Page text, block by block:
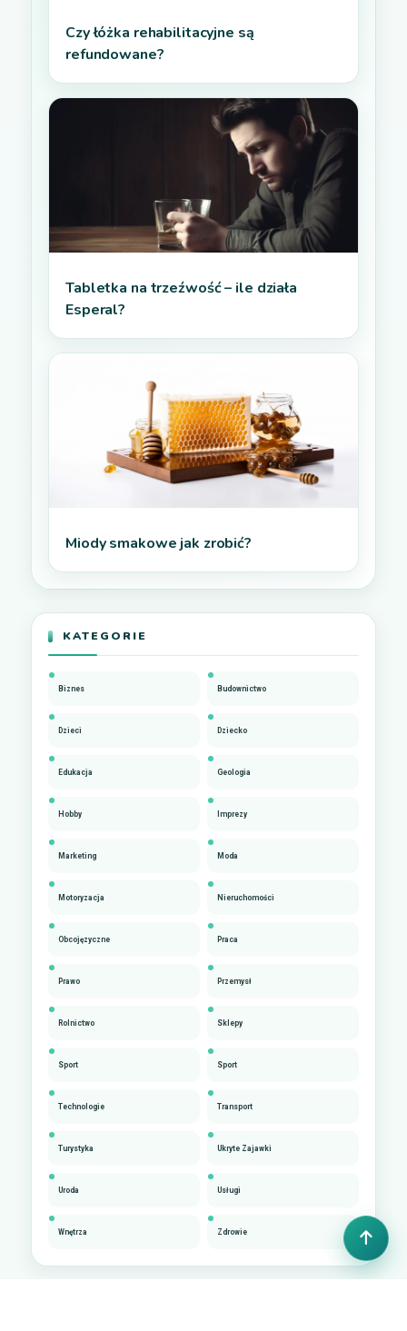
Czy łóżka rehabilitacyjne są
refundowane?
Tabletka na trzeźwość – ile działa
Esperal?
Miody smakowe jak zrobić?
KATEGORIE
Biznes Budownictwo
Dzieci Dziecko
Edukacja Geologia
Hobby Imprezy
Marketing Moda
Motoryzacja Nieruchomości
Obcojęzyczne Praca
Prawo Przemysł
Rolnictwo Sklepy
Sport Sport
Technologie Transport
Turystyka Ukryte Zajawki
Uroda Usługi
Wnętrza Zdrowie